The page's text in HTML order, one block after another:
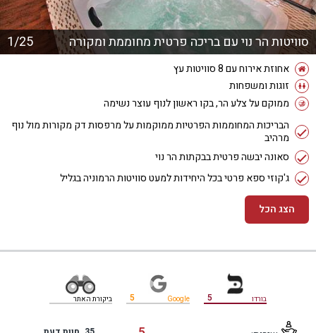
1/25 סוויטות הר נוי עם בריכה פרטית מחוממת ומקורה
אחוזת אירוח עם 8 סוויטות עץ
זוגות ומשפחות
ממוקם על צלע הר, בקו ראשון לנוף עוצר נשימה
הבריכות המחוממות הפרטיות ממוקמות על מרפסות דק מקורות מול נוף
מרהיב
סאונה יבשה פרטית בבקתות הר נוי
ג'קוזי ספא פרטי בכל היחידות למעט סוויטות הרמוניה בגליל
הצג הכל
בורדו 5
Google
5 ביקורת האתר